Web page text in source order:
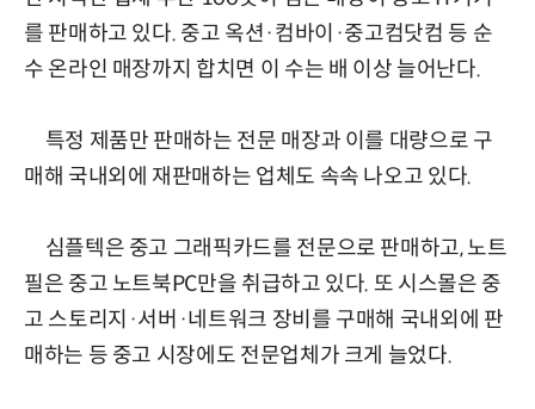
를 판매하고 있다. 중고 옥션·컴바이·중고컴닷컴 등 순
수 온라인 매장까지 합치면 이 수는 배 이상 늘어난다.
특정 제품만 판매하는 전문 매장과 이를 대량으로 구
매해 국내외에 재판매하는 업체도 속속 나오고 있다.
심플텍은 중고 그래픽카드를 전문으로 판매하고, 노트
필은 중고 노트북PC만을 취급하고 있다. 또 시스몰은 중
고 스토리지·서버·네트워크 장비를 구매해 국내외에 판
매하는 등 중고 시장에도 전문업체가 크게 늘었다.